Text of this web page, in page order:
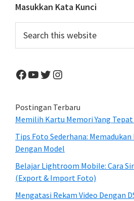
Primary
Sidebar
Masukkan Kata Kunci
this
Facebook
YouTube
Twitter
Instagram
Postingan Terbaru
Memilih Kartu Memori Yang
Tips Foto Sederhana:
Dengan Model
Belajar Lightroom Mobile: Cara
(Export & Import Foto)
Mengatasi Rekam Video Dengan